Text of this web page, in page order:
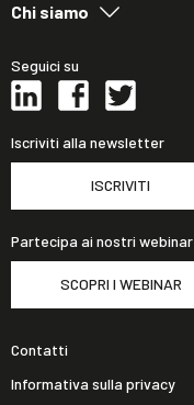
Chi siamo
Seguici su
Iscriviti alla newsletter
ISCRIVITI
Partecipa ai nostri webinar
SCOPRI I WEBINAR
Contatti
Informativa sulla privacy